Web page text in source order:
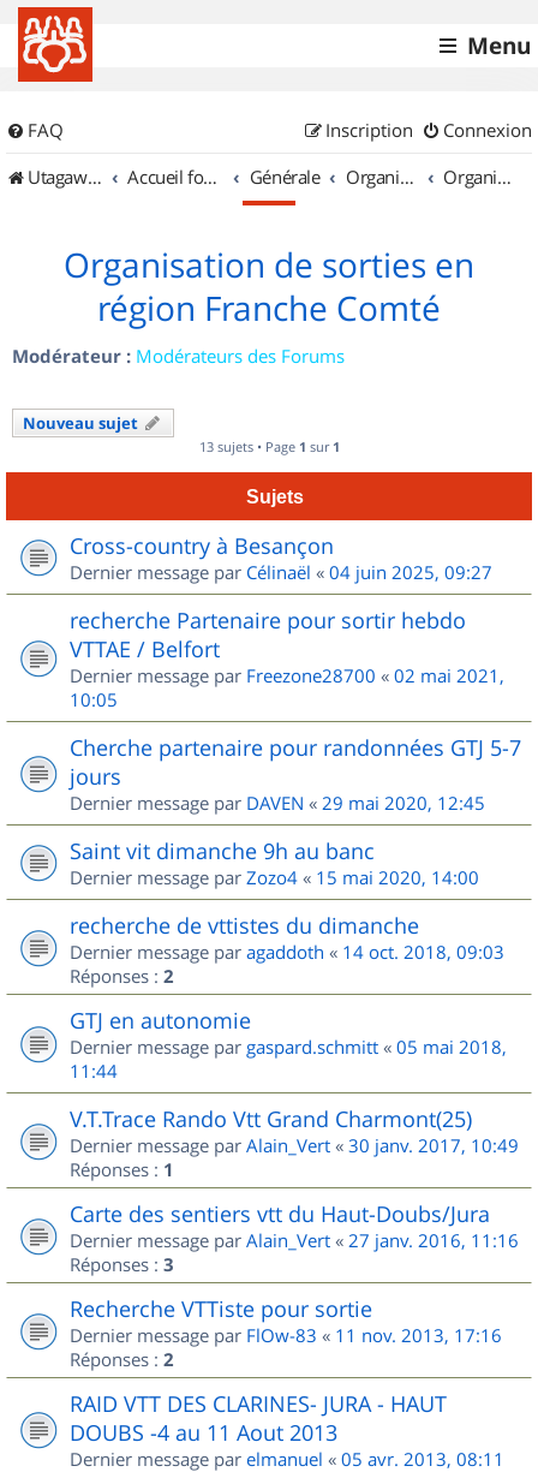
Menu
FAQ Connexion
Inscription
UtagawaVTT (Randos VTT et VTTAE avec traces GPS)
Accueil forum Générale Organisation de sorties & Recherche de partenaires Organisation de sorties en région Franche Comté
Organisation de sorties en
région Franche Comté
Modérateur : Modérateurs des Forums
Nouveau sujet
13 sujets • Page 1 sur 1
Sujets
Cross-country à Besançon
Dernier message par Célinaël « 04 juin 2025, 09:27
recherche Partenaire pour sortir hebdo
VTTAE / Belfort
Dernier message par Freezone28700 « 02 mai 2021,
10:05
Cherche partenaire pour randonnées GTJ 5-7
jours
Dernier message par DAVEN « 29 mai 2020, 12:45
Saint vit dimanche 9h au banc
Dernier message par Zozo4 « 15 mai 2020, 14:00
recherche de vttistes du dimanche
Dernier message par agaddoth « 14 oct. 2018, 09:03
Réponses : 2
GTJ en autonomie
Dernier message par gaspard.schmitt « 05 mai 2018,
11:44
V.T.Trace Rando Vtt Grand Charmont(25)
Dernier message par Alain_Vert « 30 janv. 2017, 10:49
Réponses : 1
Carte des sentiers vtt du Haut-Doubs/Jura
Dernier message par Alain_Vert « 27 janv. 2016, 11:16
Réponses : 3
Recherche VTTiste pour sortie
Dernier message par FlOw-83 « 11 nov. 2013, 17:16
Réponses : 2
RAID VTT DES CLARINES- JURA - HAUT
DOUBS -4 au 11 Aout 2013
Dernier message par elmanuel « 05 avr. 2013, 08:11